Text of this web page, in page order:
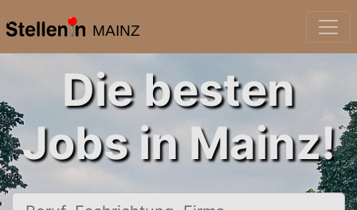
MAINZ
Die besten
Jobs in Mainz!
Beruf, Fachrichtung, Firma